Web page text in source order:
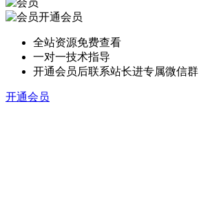
开通会员
全站资源免费查看
一对一技术指导
开通会员后联系站长进专属微信群
开通会员